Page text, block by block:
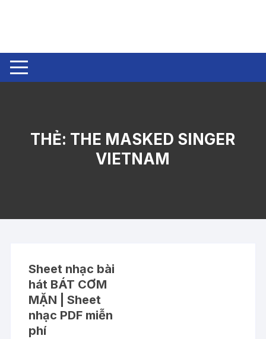
THẺ: THE MASKED SINGER
VIETNAM
Sheet nhạc bài
hát BÁT CƠM
MẶN | Sheet
nhạc PDF miễn
phí